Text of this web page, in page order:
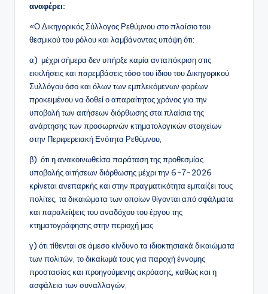
αναφέρει:
«Ο Δικηγορικός Σύλλογος Ρεθύμνου στο πλαίσιο του
θεσμικού του ρόλου και λαμβάνοντας υπόψη ότι:
α) μέχρι σήμερα δεν υπήρξε καμία ανταπόκριση στις
εκκλήσεις και παρεμβάσεις τόσο του ίδιου του Δικηγορικού
Συλλόγου όσο και όλων των εμπλεκόμενων φορέων
προκειμένου να δοθεί ο απαραίτητος χρόνος για την
υποβολή των αιτήσεων διόρθωσης στα πλαίσια της
ανάρτησης των προσωρινών κτηματολογικών στοιχείων
στην Περιφερειακή Ενότητα Ρεθύμνου,
β) ότι η ανακοινωθείσα παράταση της προθεσμίας
υποβολής αιτήσεων διόρθωσης μέχρι την 6-7-2026
κρίνεται ανεπαρκής και στην πραγματικότητα εμπαίζει τους
πολίτες, τα δικαιώματα των οποίων θίγονται από σφάλματα
και παραλείψεις του αναδόχου του έργου της
κτηματογράφησης στην περιοχή μας
γ) ότι τίθενται σε άμεσο κίνδυνο τα ιδιοκτησιακά δικαιώματα
των πολιτών, το δικαίωμά τους για παροχή έννομης
προστασίας και προηγούμενης ακρόασης, καθώς και η
ασφάλεια των συναλλαγών,